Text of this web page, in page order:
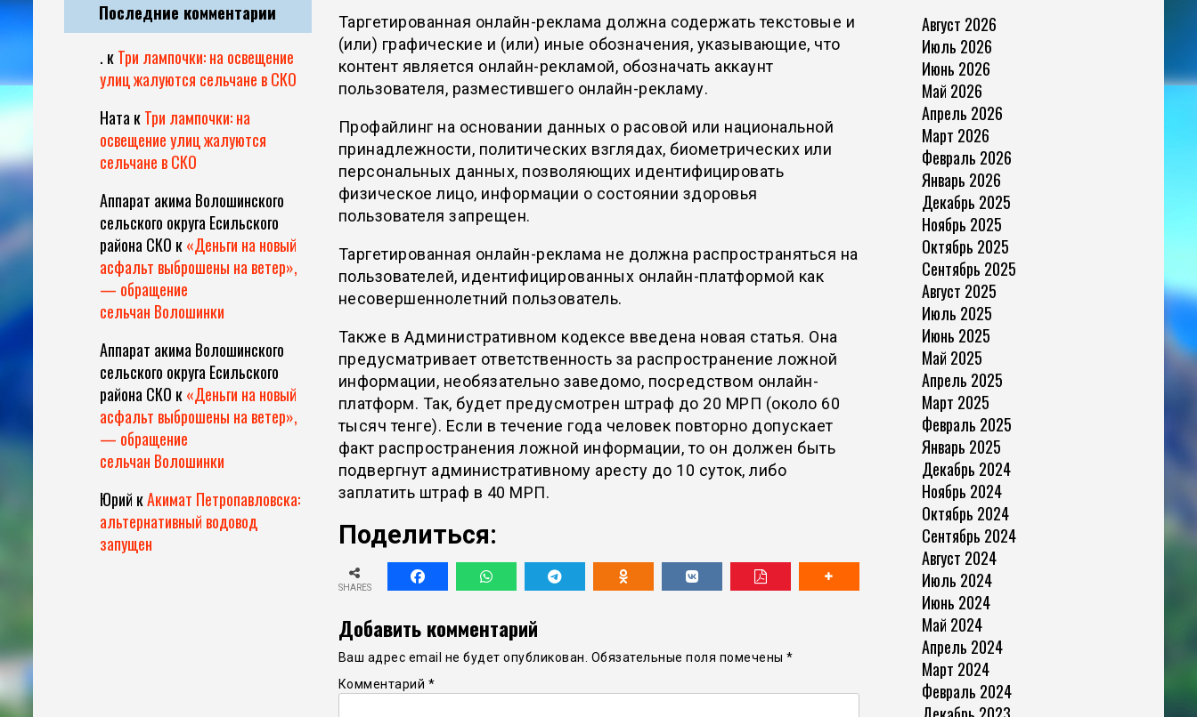
Таргетированная онлайн-реклама должна содержать текстовые и
(или) графические и (или) иные обозначения, указывающие, что
контент является онлайн-рекламой, обозначать аккаунт
пользователя, разместившего онлайн-рекламу.
Профайлинг на основании данных о расовой или национальной
принадлежности, политических взглядах, биометрических или
персональных данных, позволяющих идентифицировать
физическое лицо, информации о состоянии здоровья
пользователя запрещен.
Таргетированная онлайн-реклама не должна распространяться на
пользователей, идентифицированных онлайн-платформой как
несовершеннолетний пользователь.
Также в Административном кодексе введена новая статья. Она
предусматривает ответственность за распространение ложной
информации, необязательно заведомо, посредством онлайн-
платформ. Так, будет предусмотрен штраф до 20 МРП (около 60
тысяч тенге). Если в течение года человек повторно допускает
факт распространения ложной информации, то он должен быть
подвергнут административному аресту до 10 суток, либо
заплатить штраф в 40 МРП.
Поделиться:
SHARES
Добавить комментарий
Ваш адрес email не будет опубликован. Обязательные поля помечены *
Комментарий *
Последние комментарии
. кТри лампочки: на освещение
улиц жалуются сельчане в СКО
Ната кТри лампочки: на
освещение улиц жалуются
сельчане в СКО
Аппарат акима Волошинского
сельского округа Есильского
района СКО к«Деньги на новый
асфальт выброшены на ветер»,
— обращение
сельчан Волошинки
Аппарат акима Волошинского
сельского округа Есильского
района СКО к«Деньги на новый
асфальт выброшены на ветер»,
— обращение
сельчан Волошинки
Юрий кАкимат Петропавловска:
альтернативный водовод
запущен
Август 2026
Июль 2026
Июнь 2026
Май 2026
Апрель 2026
Март 2026
Февраль 2026
Январь 2026
Декабрь 2025
Ноябрь 2025
Октябрь 2025
Сентябрь 2025
Август 2025
Июль 2025
Июнь 2025
Май 2025
Апрель 2025
Март 2025
Февраль 2025
Январь 2025
Декабрь 2024
Ноябрь 2024
Октябрь 2024
Сентябрь 2024
Август 2024
Июль 2024
Июнь 2024
Май 2024
Апрель 2024
Март 2024
Февраль 2024